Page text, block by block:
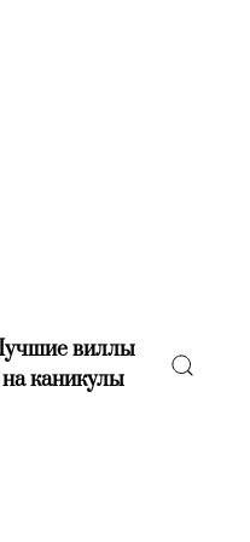
виллы
на каникулы(current)